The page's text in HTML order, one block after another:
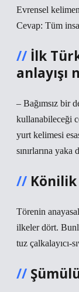
Evrensel
Cevap: Tüm
İlk
anlayışı
– Bağımsız bir
kullanabileceği
yurt kelimesi
sınırlarına yaka
Törenin
ilkeler dört.
tuz çalkalayıcı-